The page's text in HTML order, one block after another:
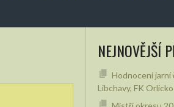
NEJNOVĚJŠÍ
Hodnocení jarní
Libchavy, FK Orlicko